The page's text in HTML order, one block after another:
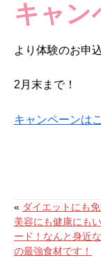
キャン
より体験のお申
2月末まで！
キャンペーンは
« ダイエットにも
美容にも健康にも
ード！なんと身近
の最強食材です！